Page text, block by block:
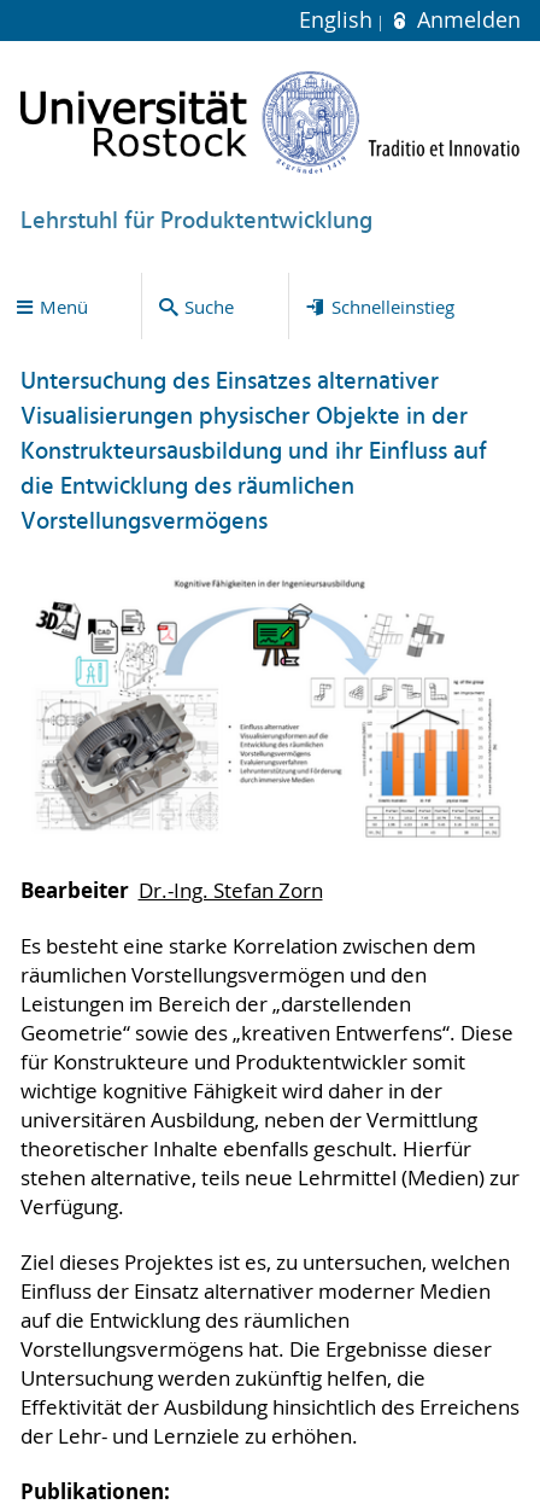
English Anmelden
Lehrstuhl für Produktentwicklung
Menü Suche Schnelleinstieg
Untersuchung des Einsatzes alternativer
Visualisierungen physischer Objekte in der
Konstrukteursausbildung und ihr Einfluss auf
die Entwicklung des räumlichen
Vorstellungsvermögens
Bearbeiter Dr.-Ing. Stefan Zorn
Es besteht eine starke Korrelation zwischen dem
räumlichen Vorstellungsvermögen und den
Leistungen im Bereich der „darstellenden
Geometrie“ sowie des „kreativen Entwerfens“. Diese
für Konstrukteure und Produktentwickler somit
wichtige kognitive Fähigkeit wird daher in der
universitären Ausbildung, neben der Vermittlung
theoretischer Inhalte ebenfalls geschult. Hierfür
stehen alternative, teils neue Lehrmittel (Medien) zur
Verfügung.
Ziel dieses Projektes ist es, zu untersuchen, welchen
Einfluss der Einsatz alternativer moderner Medien
auf die Entwicklung des räumlichen
Vorstellungsvermögens hat. Die Ergebnisse dieser
Untersuchung werden zukünftig helfen, die
Effektivität der Ausbildung hinsichtlich des Erreichens
der Lehr- und Lernziele zu erhöhen.
Publikationen: